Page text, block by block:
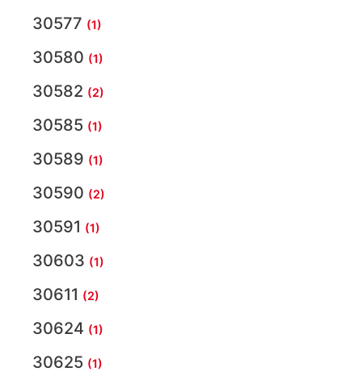
30577 (1)
30580 (1)
30582 (2)
30585 (1)
30589 (1)
30590 (2)
30591 (1)
30603 (1)
30611 (2)
30624 (1)
30625 (1)